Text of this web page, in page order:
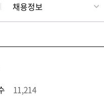
채용정보
11,214